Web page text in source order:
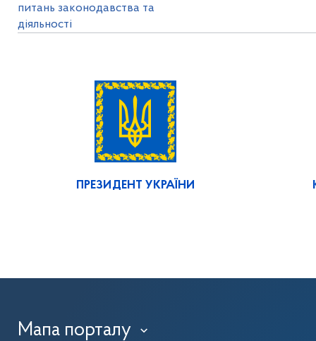
питань законодавства та
діяльності
ПРЕЗИДЕНТ УКРАЇНИ
Мапа порталу ›